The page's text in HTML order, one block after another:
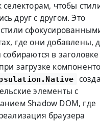
селекторам, чтобы
друг с другом. Это
где они добавлены,
собираются в заголовке
загрузке
элементы с
Shadow DOM, где
браузера